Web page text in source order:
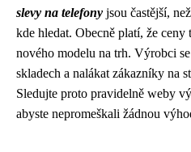
slevy na telefony jsou častější,
kde hledat. Obecně platí, že
nového modelu na trh. Výrobci
skladech a nalákat zákazníky na
Sledujte proto pravidelně weby
abyste nepromeškali žádnou